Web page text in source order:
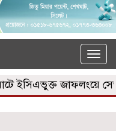
Toggle
জাফলংয়ে সেভ